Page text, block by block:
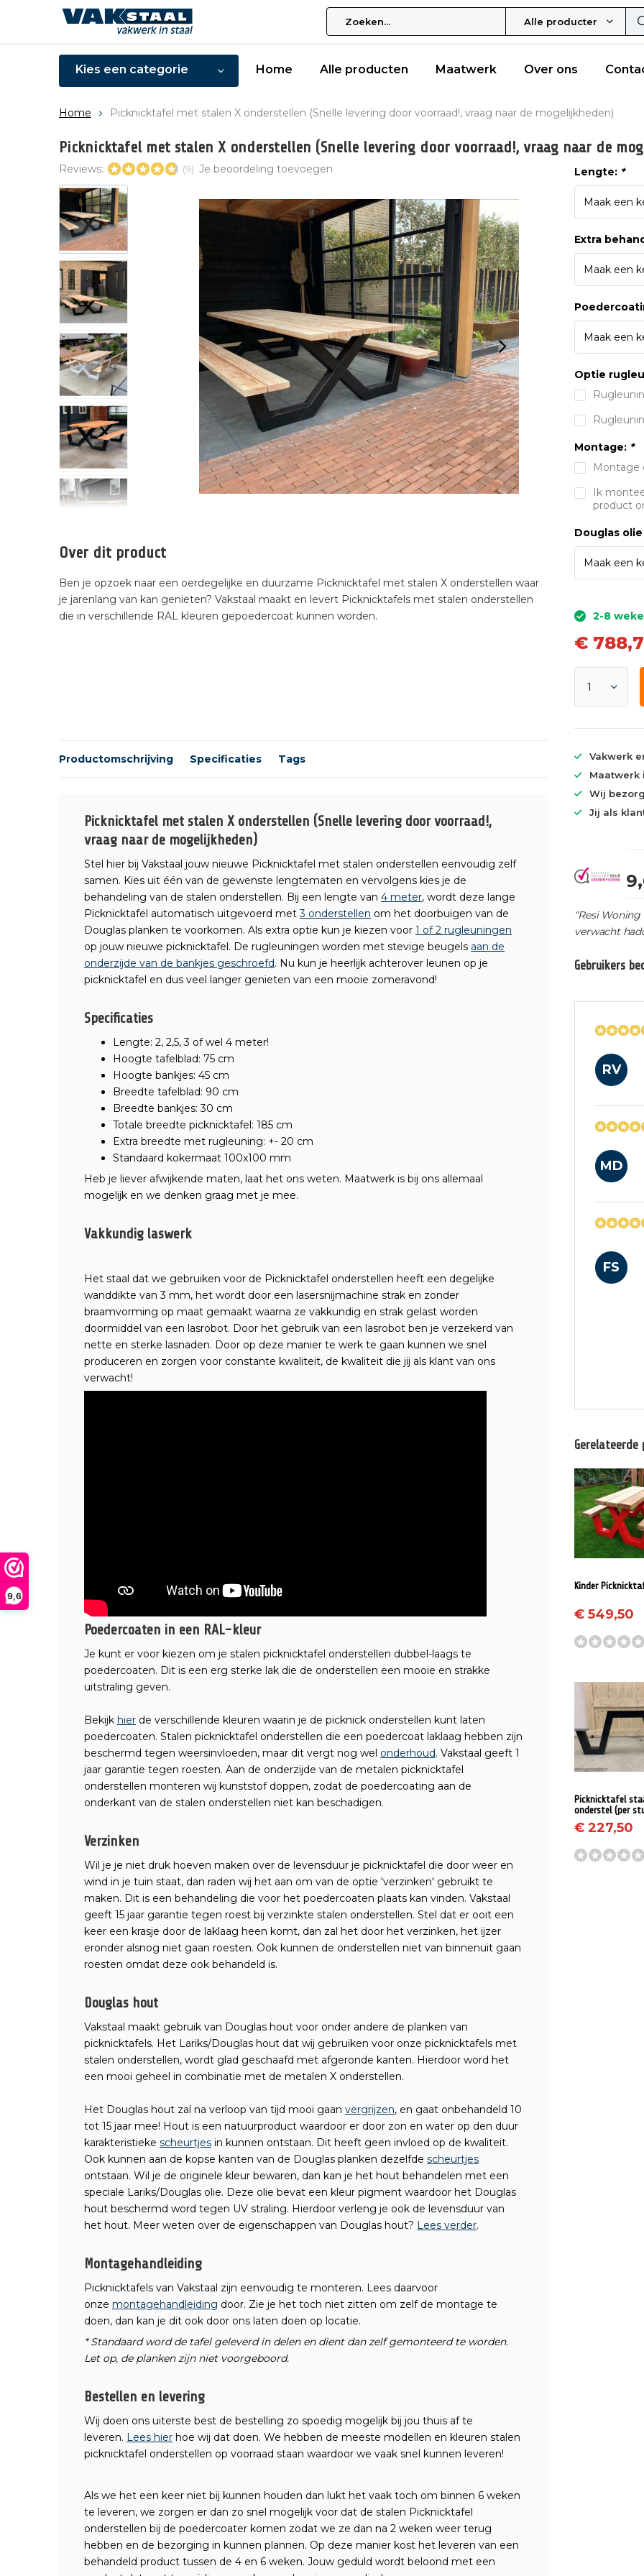
9,6
Alle producten
Kies een categorie Home Alle producten Maatwerk Over ons
Home Picknicktafel met stalen X onderstellen (Snelle levering door voorraad!, vraag naar de mogelijkheden)
Picknicktafel met stalen X onderstellen (Snelle levering door voorraad!, vraag naar de
Reviews: (9) Je beoordeling toevoegen
Over dit product
Ben je opzoek naar een oerdegelijke en duurzame Picknicktafel met stalen X onderstellen waar
je jarenlang van kan genieten? Vakstaal maakt en levert Picknicktafels met stalen onderstellen
die in verschillende RAL kleuren gepoedercoat kunnen worden.
Lengte: *
Extra
Optie
Montage: *
Montage
Ik
product
Douglas
2-8
€
Productomschrijving Specificaties Tags
Picknicktafel met stalen X onderstellen (Snelle levering door voorraad!,
vraag naar de mogelijkheden)
Stel hier bij Vakstaal jouw nieuwe Picknicktafel met stalen onderstellen eenvoudig zelf
samen. Kies uit één van de gewenste lengtematen en vervolgens kies je de
behandeling van de stalen onderstellen. Bij een lengte van 4 meter, wordt deze lange
Picknicktafel automatisch uitgevoerd met3 onderstellen om het doorbuigen van de
Douglas planken te voorkomen. Als extra optie kun je kiezen voor 1 of 2 rugleuningen
op jouw nieuwe picknicktafel. De rugleuningen worden met stevige beugels aan de
onderzijde van de bankjes geschroefd. Nu kun je heerlijk achterover leunen op je
picknicktafel en dus veel langer genieten van een mooie zomeravond!
Specificaties
Lengte: 2, 2,5, 3 of wel 4 meter!
Hoogte tafelblad: 75 cm
Hoogte bankjes: 45 cm
Breedte tafelblad: 90 cm
Breedte bankjes: 30 cm
Totale breedte picknicktafel: 185 cm
Extra breedte met rugleuning: +- 20 cm
Standaard kokermaat 100x100 mm
Heb je liever afwijkende maten, laat het ons weten. Maatwerk is bij ons allemaal
mogelijk en we denken graag met je mee.
Vakkundig laswerk
Het staal dat we gebruiken voor de Picknicktafel onderstellen heeft een degelijke
wanddikte van 3 mm, het wordt door een lasersnijmachine strak en zonder
braamvorming op maat gemaakt waarna ze vakkundig en strak gelast worden
doormiddel van een lasrobot. Door het gebruik van een lasrobot ben je verzekerd van
nette en sterke lasnaden. Door op deze manier te werk te gaan kunnen we snel
produceren en zorgen voor constante kwaliteit, de kwaliteit die jij als klant van ons
verwacht!
Poedercoaten in een RAL-kleur
Je kunt er voor kiezen om je stalen picknicktafel onderstellen dubbel-laags te
poedercoaten. Dit is een erg sterke lak die de onderstellen een mooie en strakke
uitstraling geven.
Bekijk hier de verschillende kleuren waarin je de picknick onderstellen kunt laten
poedercoaten. Stalen picknicktafel onderstellen die een poedercoat laklaag hebben zijn
beschermd tegen weersinvloeden, maar dit vergt nog wel onderhoud. Vakstaal geeft 1
jaar garantie tegen roesten. Aan de onderzijde van de metalen picknicktafel
onderstellen monteren wij kunststof doppen, zodat de poedercoating aan de
onderkant van de stalen onderstellen niet kan beschadigen.
Verzinken
Wil je je niet druk hoeven maken over de levensduur je picknicktafel die door weer en
wind in je tuin staat, dan raden wij het aan om van de optie 'verzinken' gebruikt te
maken. Dit is een behandeling die voor het poedercoaten plaats kan vinden. Vakstaal
geeft 15 jaar garantie tegen roest bij verzinkte stalen onderstellen. Stel dat er ooit een
keer een krasje door de laklaag heen komt, dan zal het door het verzinken, het ijzer
eronder alsnog niet gaan roesten. Ook kunnen de onderstellen niet van binnenuit gaan
roesten omdat deze ook behandeld is.
Douglas hout
Vakstaal maakt gebruik van Douglas hout voor onder andere de planken van
picknicktafels. Het Lariks/Douglas hout dat wij gebruiken voor onze picknicktafels met
stalen onderstellen, wordt glad geschaafd met afgeronde kanten. Hierdoor word het
een mooi geheel in combinatie met de metalen X onderstellen.
Het Douglas hout zal na verloop van tijd mooi gaan vergrijzen, en gaat onbehandeld 10
tot 15 jaar mee! Hout is een natuurproduct waardoor er door zon en water op den duur
karakteristieke scheurtjes in kunnen ontstaan. Dit heeft geen invloed op de kwaliteit.
Ook kunnen aan de kopse kanten van de Douglas planken dezelfde scheurtjes
ontstaan. Wil je de originele kleur bewaren, dan kan je het hout behandelen met een
speciale Lariks/Douglas olie. Deze olie bevat een kleur pigment waardoor het Douglas
hout beschermd word tegen UV straling. Hierdoor verleng je ook de levensduur van
het hout. Meer weten over de eigenschappen van Douglas hout? Lees verder.
Montagehandleiding
Picknicktafels van Vakstaal zijn eenvoudig te monteren. Lees daarvoor
onze montagehandleiding door. Zie je het toch niet zitten om zelf de montage te
doen, dan kan je dit ook door ons laten doen op locatie.
* Standaard word de tafel geleverd in delen en dient dan zelf gemonteerd te worden.
Let op, de planken zijn niet voorgeboord.
Bestellen en levering
Wij doen ons uiterste best de bestelling zo spoedig mogelijk bij jou thuis af te
leveren. Lees hier hoe wij dat doen. We hebben de meeste modellen en kleuren stalen
picknicktafel onderstellen op voorraad staan waardoor we vaak snel kunnen leveren!
Als we het een keer niet bij kunnen houden dan lukt het vaak toch om binnen 6 weken
te leveren, we zorgen er dan zo snel mogelijk voor dat de stalen Picknicktafel
onderstellen bij de poedercoater komen zodat we ze dan na 2 weken weer terug
hebben en de bezorging in kunnen plannen. Op deze manier kost het leveren van een
behandeld product tussen de 4 en 6 weken. Jouw geduld wordt beloond met een
Vakwerk
Wij
Jij als
“Resi
verwacht
Gebruikers
RV
MD
FS
EV
ME
Gerelateerde
Kinder
€ 549,50
Picknicktafel
onderstel (per
€ 227,50